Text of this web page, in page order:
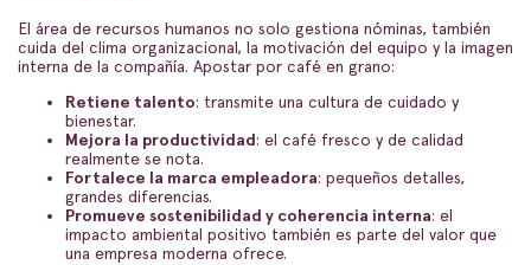
El área de recursos humanos no solo gestiona nóminas, también
cuida del clima organizacional, la motivación del equipo y la imagen
interna de la compañía. Apostar por café en grano:
Retiene talento: transmite una cultura de cuidado y
bienestar.
Mejora la productividad: el café fresco y de calidad
realmente se nota.
Fortalece la marca empleadora: pequeños detalles,
grandes diferencias.
Promueve sostenibilidad y coherencia interna: el
impacto ambiental positivo también es parte del valor que
una empresa moderna ofrece.